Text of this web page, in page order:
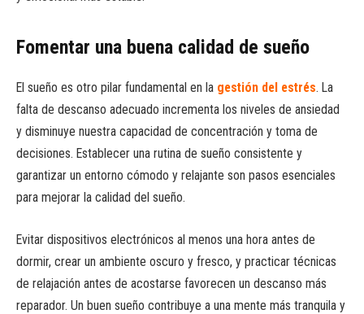
Fomentar una buena calidad de sueño
El sueño es otro pilar fundamental en la gestión del estrés. La
falta de descanso adecuado incrementa los niveles de ansiedad
y disminuye nuestra capacidad de concentración y toma de
decisiones. Establecer una rutina de sueño consistente y
garantizar un entorno cómodo y relajante son pasos esenciales
para mejorar la calidad del sueño.
Evitar dispositivos electrónicos al menos una hora antes de
dormir, crear un ambiente oscuro y fresco, y practicar técnicas
de relajación antes de acostarse favorecen un descanso más
reparador. Un buen sueño contribuye a una mente más tranquila y